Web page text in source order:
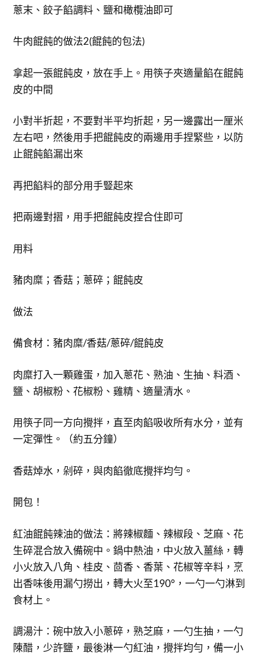
蔥末、餃子餡調料、鹽和橄欖油即可
牛肉餛飩的做法2(餛飩的包法)
拿起一張餛飩皮，放在手上。用筷子夾適量餡在餛飩
皮的中間
小對半折起，不要對半平均折起，另一邊露出一厘米
左右吧，然後用手把餛飩皮的兩邊用手捏緊些，以防
止餛飩餡漏出來
再把餡料的部分用手豎起來
把兩邊對摺，用手把餛飩皮捏合住即可
用料
豬肉糜；香菇；蔥碎；餛飩皮
做法
備食材：豬肉糜/香菇/蔥碎/餛飩皮
肉糜打入一顆雞蛋，加入蔥花、熟油、生抽、料酒、
鹽、胡椒粉、花椒粉、雞精、適量清水。
用筷子同一方向攪拌，直至肉餡吸收所有水分，並有
一定彈性。（約五分鐘）
香菇焯水，剁碎，與肉餡徹底攪拌均勻。
開包！
紅油餛飩辣油的做法：將辣椒麵、辣椒段、芝麻、花
生碎混合放入備碗中。鍋中熱油，中火放入薑絲，轉
小火放入八角、桂皮、茴香、香葉、花椒等辛料，烹
出香味後用漏勺撈出，轉大火至190°，一勺一勺淋到
食材上。
調湯汁：碗中放入小蔥碎，熟芝麻，一勺生抽，一勺
陳醋，少許鹽，最後淋一勺紅油，攪拌均勻，備一小